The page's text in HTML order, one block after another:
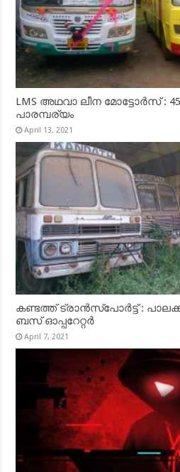
LMS അഥവാ ലീന മോട്ടോർസ് :
പാരമ്പര്യം
April 13, 2021
കണ്ടത്ത് ട്രാൻസ്‌പോർട്ട് :
ബസ് ഓപ്പറേറ്റർ
April 7, 2021